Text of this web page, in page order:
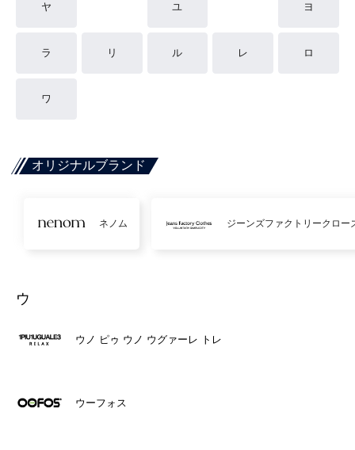
ヤ ユ ヨ
ラ リ ル レ ロ
ワ
オリジナルブランド
ネノム ジーンズファクトリークロー
ウ
ウノ ピゥ ウノ ウグァーレ トレ
ウーフォス